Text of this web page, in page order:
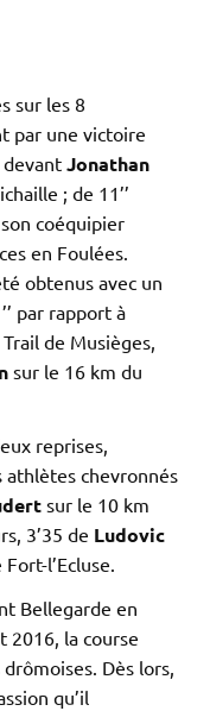
sur les 8
par une victoire
devantJonathan
; de 11’’
coéquipier
en Foulées.
obtenus avec un
par rapport à
de Musièges,
sur le 16 km du
reprises,
athlètes chevronnés
sur le 10 km
3’35 de Ludovic
l’Ecluse.
Bellegarde en
2016, la course
drômoises. Dès lors,
qu’il